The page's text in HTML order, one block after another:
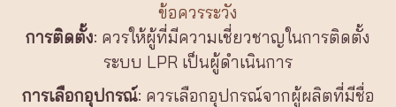
ข้อควรระวัง
การติดตั้ง: ควรให้ผู้ที่มีความเชี่ยวชาญในการติดตั้ง
ระบบ LPR เป็นผู้ดำเนินการ
การเลือกอุปกรณ์: ควรเลือกอุปกรณ์จากผู้ผลิตที่มีชื่อ